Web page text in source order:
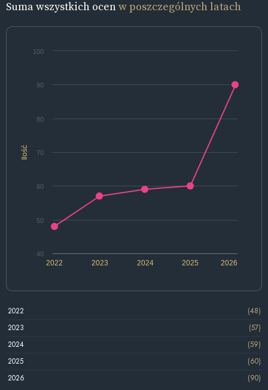
Suma wszystkich ocenw poszczególnych latach
Ilość
2022 2024 2026
2023 2025
40
50
60
70
80
90
100
2022
(48)
2023
(57)
2024
(59)
2025
(60)
2026
(90)